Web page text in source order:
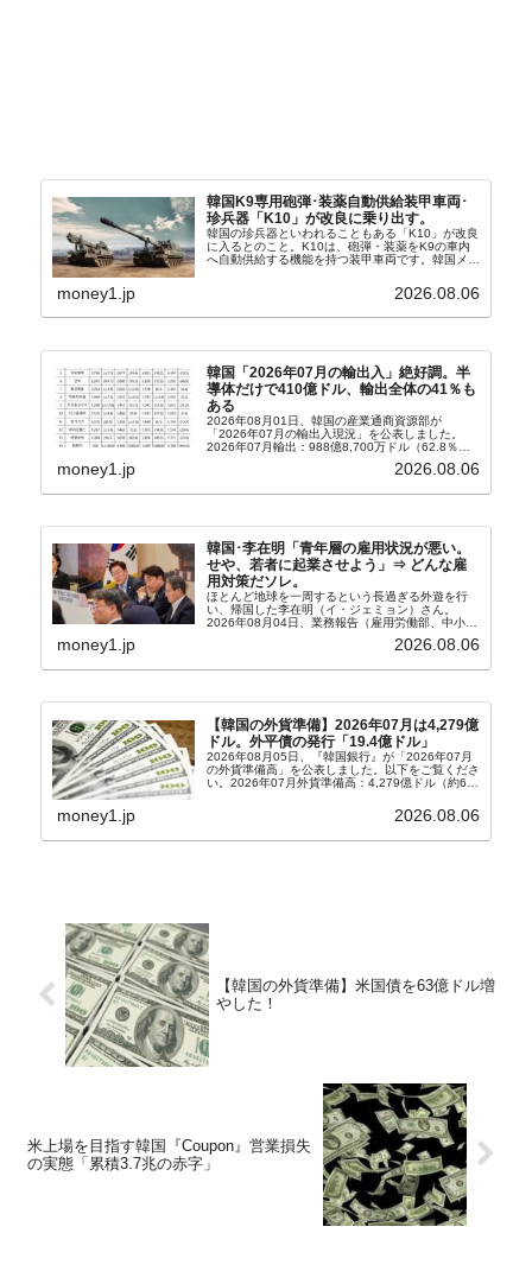
韓国K9専用砲弾･装薬自動供給装甲車両･
珍兵器「K10」が改良に乗り出す。
韓国の珍兵器といわれることもある「K10」が改良
に入るとのこと。K10は、砲弾・装薬をK9の車内
へ自動供給する機能を持つ装甲車両です。韓国メデ
から以下に一部を引きます。2005年に初めて...
money1.jp 2026.08.06
韓国「2026年07月の輸出入」絶好調。半
導体だけで410億ドル、輸出全体の41％も
ある
2026年08月01日、韓国の産業通商資源部が
「2026年07月の輸出入現況」を公表しました。
2026年07月輸出：988億8,700万ドル（62.8％）
money1.jp 2026.08.06
韓国･李在明「青年層の雇用状況が悪い。
せや、若者に起業させよう」⇒ どんな雇
用対策だソレ。
ほとんど地球を一周するという長過ぎる外遊を行
い、帰国した李在明（イ・ジェミョン）さん。
2026年08月04日、業務報告（雇用労働部、中小ベ
ンチャー企業部、公正取引委員会）を主催。この席
上、韓国大統領に成りおおせた李在明（イ・ジェミ
money1.jp 2026.08.06
【韓国の外貨準備】2026年07月は4,279億
ドル。外平債の発行「19.4億ドル」
2026年08月05日、『韓国銀行』が「2026年07月
の外貨準備高」を公表しました。以下をご覧くださ
い。2026年07月外貨準備高：4,279億ドル（約67
money1.jp 2026.08.06
【韓国の外貨準備】米国債を63億ドル増
やした！
米上場を目指す韓国『Coupon』営業損失
の実態「累積3.7兆の赤字」